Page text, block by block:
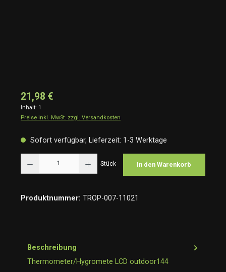
21,98 €
Inhalt: 1
Preise inkl. MwSt. zzgl. Versandkosten
Sofort verfügbar, Lieferzeit: 1-3 Werktage
Stück In den Warenkorb
Produktnummer: TROP-007-11021
Beschreibung
Thermometer/Hygromete LCD outdoor144